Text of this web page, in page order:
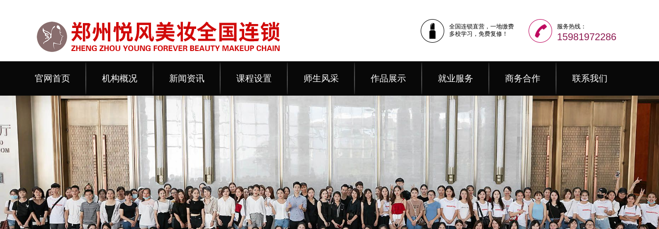
全国连锁直营，一地缴费
多校学习，免费复修！
服务热线：
15981972286
官网首页 机构概况 新闻资讯 课程设置 师生风采 作品展示 就业服务 商务合作 联系我们